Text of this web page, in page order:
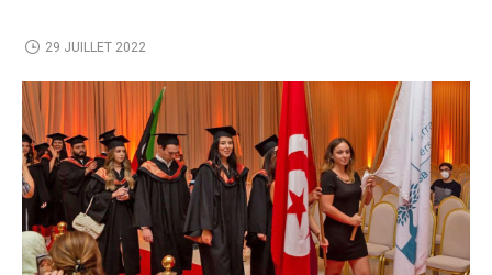
29 JUILLET 2022